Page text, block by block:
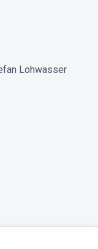
Lohwasser